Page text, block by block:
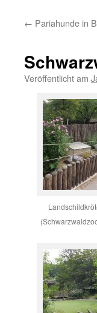
← Pariahunde in
Veröffentlicht am